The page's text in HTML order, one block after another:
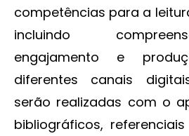
competências para a
incluindo
engajamento e
diferentes canais
serão realizadas com o
bibliográficos,